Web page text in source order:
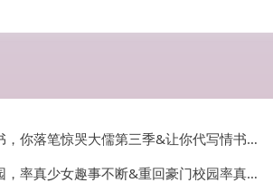
哭大儒第三季&让你代写情书你落笔惊哭大儒第三季（81集）AI短剧
女趣事不断&重回豪门校园率真少女趣事不断（50集）AI短剧